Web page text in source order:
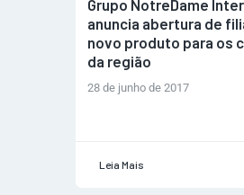
Grupo NotreDame
anuncia abertura de
novo produto para os
da região
28 de junho de 2017
Leia Mais